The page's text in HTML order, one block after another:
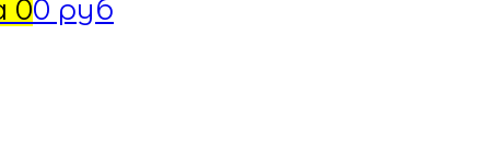
00 руб